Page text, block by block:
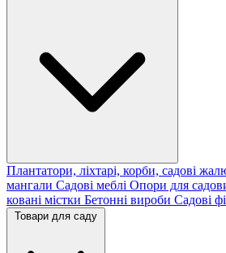
Плантатори, ліхтарі, корби, садові
мангали Садові меблі Опори для
ковані містки Бетонні вироби Садові
Товари для саду